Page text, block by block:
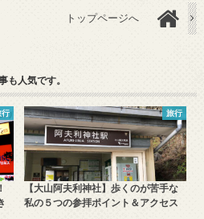
トップページへ
も人気です。
行 旅行
【大山阿夫利神社】歩くのが苦手な
私の５つの参拝ポイント＆アクセス